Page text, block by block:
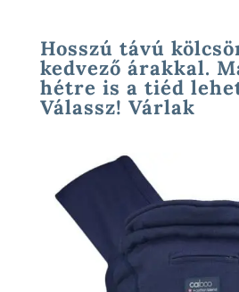
Hosszú távú
kedvező árakkal.
hétre is a tiéd
Válassz! Várlak